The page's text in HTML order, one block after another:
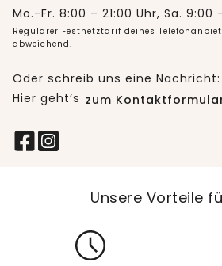
Mo.-Fr. 8:00 – 21:00 Uhr, Sa. 9:00
Regulärer Festnetztarif deines
abweichend.
Oder schreib uns eine Nachricht:
Hier geht’s zum
Unsere Vorteile